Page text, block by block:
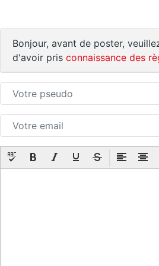
Bonjour, avant de poster,
d'avoir pris connaissance des